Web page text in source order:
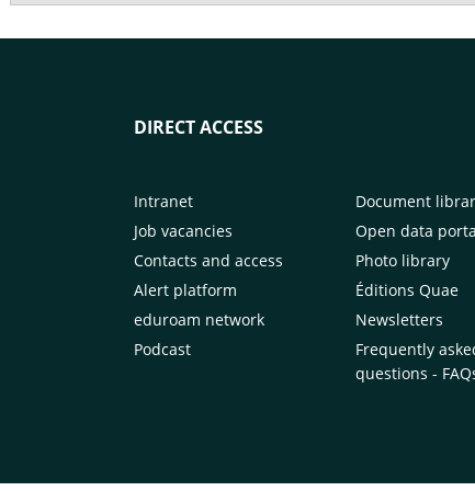
DIRECT ACCESS
Intranet
Job vacancies
Contacts and access
Alert platform
eduroam network
Podcast
Document
Open data
Photo library
Éditions Quae
Newsletters
Frequently
questions -